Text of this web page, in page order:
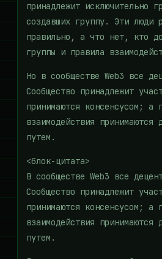
принадлежит исключительно
создавших группу. Эти люди
правильно, а что нет, кто
группы и правила
Но в сообществе Web3 все
Сообщество принадлежит
принимаются консенсусом; а
взаимодействия принимаются
путем.
<блок-цитата>
В сообществе Web3 все
Сообщество принадлежит
принимаются консенсусом; а
взаимодействия принимаются
путем.